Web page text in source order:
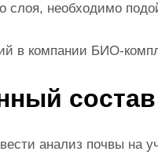
слоя, необходимо
в компании БИО-
состав
анализ почвы на